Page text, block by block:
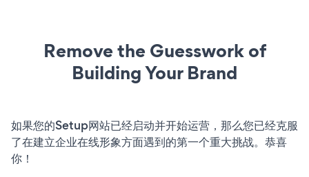
Remove the Guesswork of
Building Your Brand
如果您的Setup网站已经启动并开始运营，那么您已经克服
了在建立企业在线形象方面遇到的第一个重大挑战。恭喜
你！